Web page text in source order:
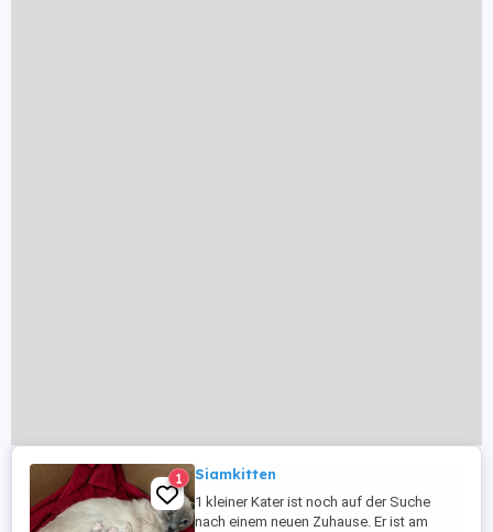
1 Siamkitten
1 kleiner Kater ist noch auf der Suche
nach einem neuen Zuhause. Er ist am